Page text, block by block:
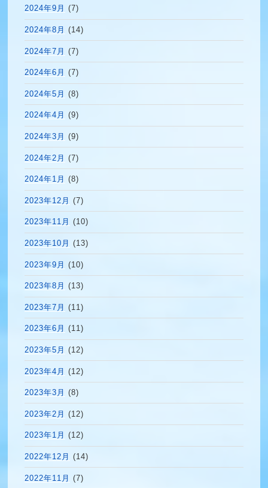
2024年9月 (7)
2024年8月 (14)
2024年7月 (7)
2024年6月 (7)
2024年5月 (8)
2024年4月 (9)
2024年3月 (9)
2024年2月 (7)
2024年1月 (8)
2023年12月 (7)
2023年11月 (10)
2023年10月 (13)
2023年9月 (10)
2023年8月 (13)
2023年7月 (11)
2023年6月 (11)
2023年5月 (12)
2023年4月 (12)
2023年3月 (8)
2023年2月 (12)
2023年1月 (12)
2022年12月 (14)
2022年11月 (7)